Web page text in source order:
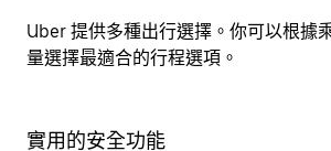
Uber 提供多種出行選擇。你可以根據
量選擇最適合的行程選項。
實用的安全功能